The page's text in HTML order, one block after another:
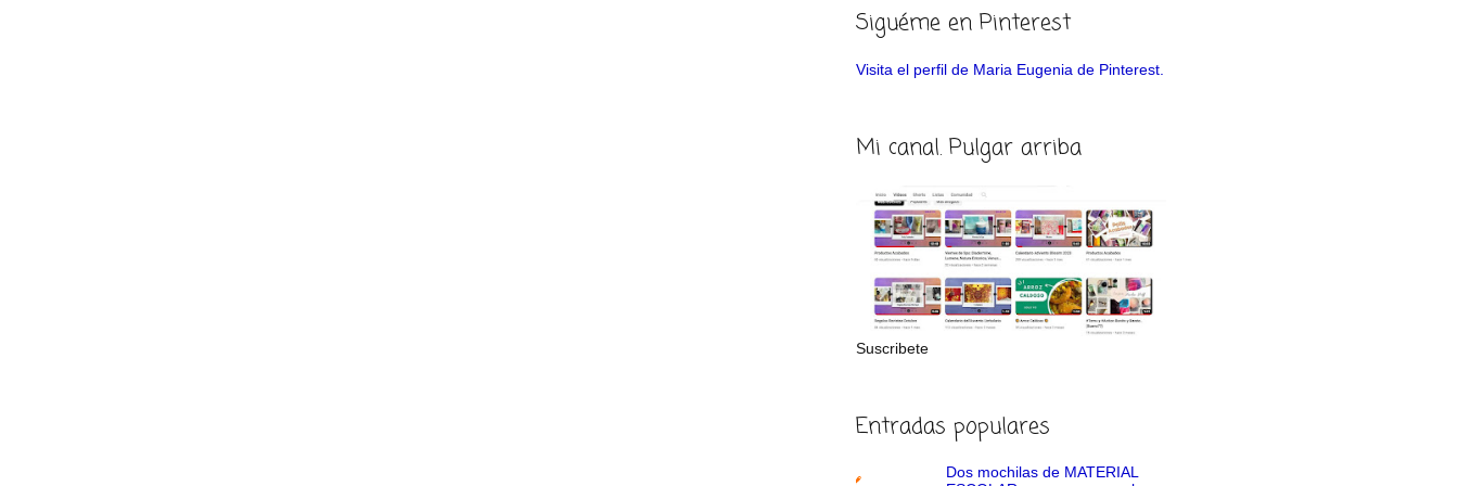
Siguéme en Pinterest
Visita el perfil de Maria Eugenia de Pinterest.
Mi canal. Pulgar arriba
Suscribete
Entradas populares
Dos mochilas de MATERIAL